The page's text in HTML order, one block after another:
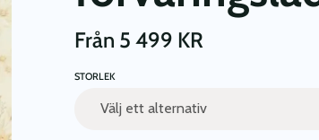
Från 5 499 KR
STORLEK